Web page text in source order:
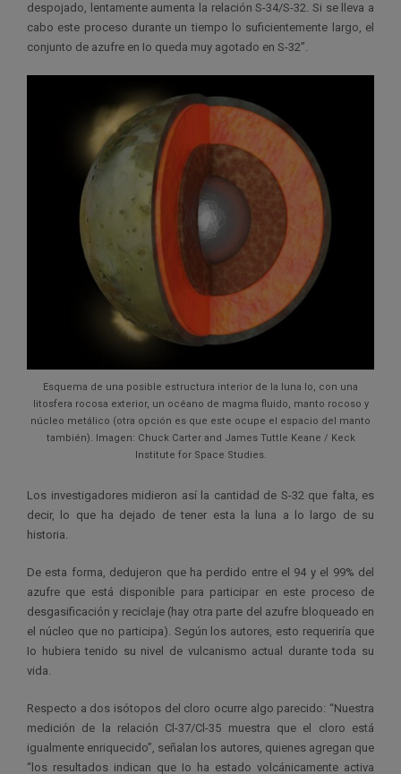
despojado, lentamente aumenta la relación S-34/S-32. Si se lleva a
cabo este proceso durante un tiempo lo suficientemente largo, el
conjunto de azufre en Io queda muy agotado en S-32”.
Esquema de una posible estructura interior de la luna Io, con una
litosfera rocosa exterior, un océano de magma fluido, manto rocoso y
núcleo metálico (otra opción es que este ocupe el espacio del manto
también). Imagen: Chuck Carter and James Tuttle Keane / Keck
Institute for Space Studies.
Los investigadores midieron así la cantidad de S-32 que falta, es
decir, lo que ha dejado de tener esta la luna a lo largo de su
historia.
De esta forma, dedujeron que ha perdido entre el 94 y el 99% del
azufre que está disponible para participar en este proceso de
desgasificación y reciclaje (hay otra parte del azufre bloqueado en
el núcleo que no participa). Según los autores, esto requeriría que
Io hubiera tenido su nivel de vulcanismo actual durante toda su
vida.
Respecto a dos isótopos del cloro ocurre algo parecido: “Nuestra
medición de la relación Cl-37/Cl-35 muestra que el cloro está
igualmente enriquecido”, señalan los autores, quienes agregan que
“los resultados indican que Io ha estado volcánicamente activa